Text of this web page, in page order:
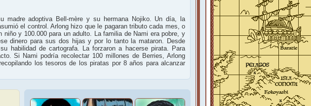
madre adoptiva Bell-mère y su hermana Nojiko. Un día, la
el control. Arlong hizo que le pagaran tributo cada mes, o
niño y 100.000 para un adulto. La familia de Nami era pobre, y
dinero para sus dos hijas y por lo tanto la mataron. Desde
habilidad de cartografa. La forzaron a hacerse pirata. Para
Si Nami podría recolectar 100 millones de Berries, Arlong
los tesoros de los piratas por 8 años para alcanzar